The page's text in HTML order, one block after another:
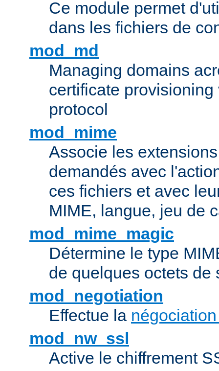
Ce module permet
dans les fichiers de
mod_md
Managing domains
certificate provisioning
protocol
mod_mime
Associe les
demandés avec
ces fichiers et avec
MIME, langue, jeu de
mod_mime_magic
Détermine le type
de quelques octets de
mod_negotiation
Effectue la
mod_nw_ssl
Active le chiffrement